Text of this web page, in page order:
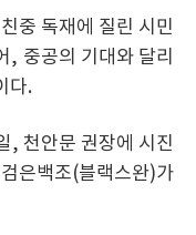
중 독재에 질린 시민
, 중공의 기대와 달리
다.
, 천안문 권장에 시진
은백조(블랙스완)가